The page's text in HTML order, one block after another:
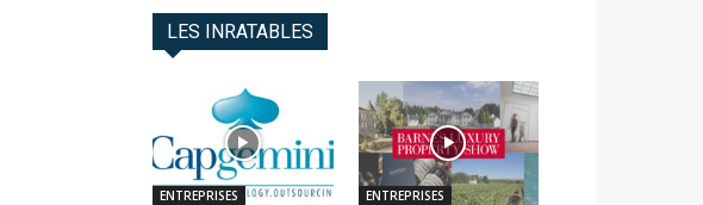
LES INRATABLES
ENTREPRISES ENTREPRISES